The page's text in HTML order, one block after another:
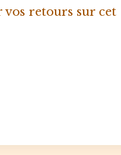
vos retours sur cet